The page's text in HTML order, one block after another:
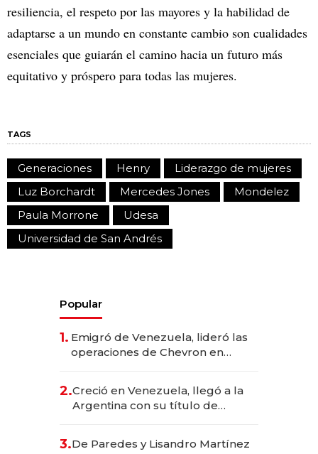
resiliencia, el respeto por las mayores y la habilidad de
adaptarse a un mundo en constante cambio son cualidades
esenciales que guiarán el camino hacia un futuro más
equitativo y próspero para todas las mujeres.
TAGS
Generaciones Henry
Liderazgo de mujeres
Luz Borchardt
Mercedes Jones
Mondelez
Paula Morrone
Udesa
Universidad de San Andrés
Popular
1. Emigró de Venezuela, lideró las
operaciones de Chevron en
2.Creció en Venezuela, llegó a la
Argentina con su título de
las marcas "fast premium"
3.De Paredes y Lisandro Martínez